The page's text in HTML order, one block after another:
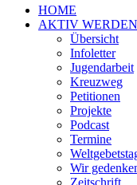
HOME
AKTIV WERDEN
Übersicht
Infoletter
Jugendarbeit
Kreuzweg
Petitionen
Projekte
Podcast
Termine
Wir